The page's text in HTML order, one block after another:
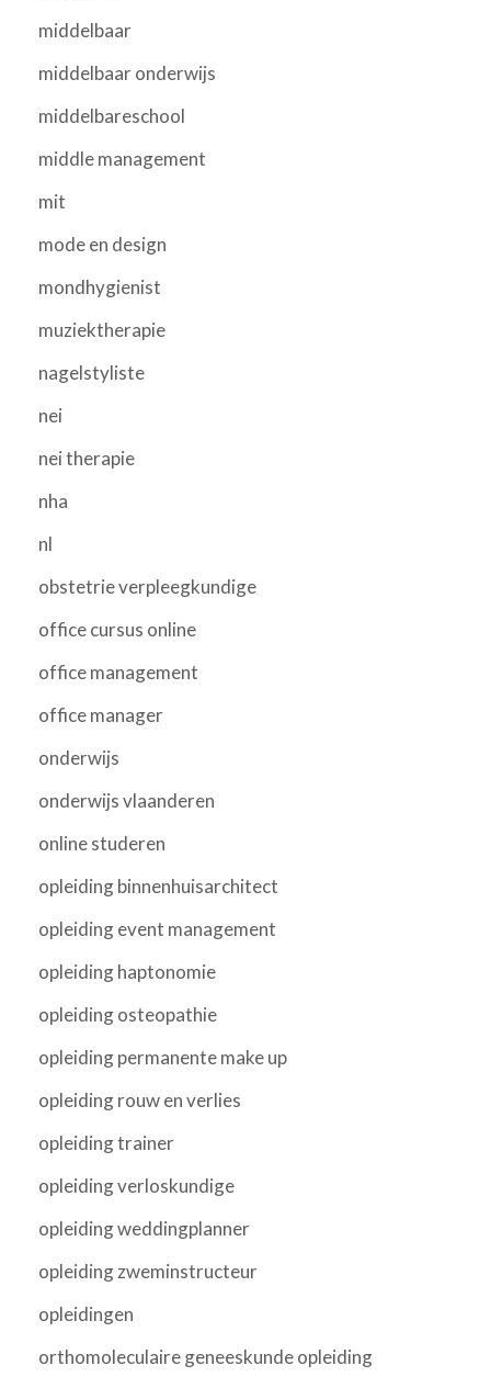
middelbaar
middelbaar onderwijs
middelbareschool
middle management
mit
mode en design
mondhygienist
muziektherapie
nagelstyliste
nei
nei therapie
nha
nl
obstetrie verpleegkundige
office cursus online
office management
office manager
onderwijs
onderwijs vlaanderen
online studeren
opleiding binnenhuisarchitect
opleiding event management
opleiding haptonomie
opleiding osteopathie
opleiding permanente make up
opleiding rouw en verlies
opleiding trainer
opleiding verloskundige
opleiding weddingplanner
opleiding zweminstructeur
opleidingen
orthomoleculaire geneeskunde opleiding